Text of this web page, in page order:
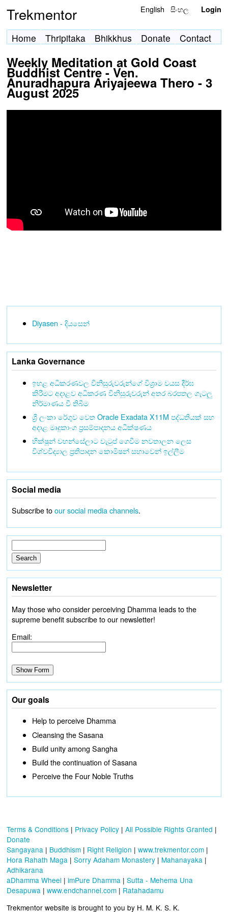
Trekmentor English සිංහල Login
Home Thripitaka Bhikkhus Donate Contact
Weekly Meditation at Gold Coast
Buddhist Centre - Ven.
Anuradhapura Ariyajeewa Thero - 3
August 2025
Diyasen - දියසෙන්
Lanka Governance
ඉහළ අධිකරණවල විනිසුරුවරුන්ගේ විශ්‍රාම වයස දීර්ඝ
කිරීමට අදාළව අධිකරණ විනිසුරුවරුන් අතර බරපතල ගැටලු
නිර්මාණය වී තිබීම
ශ්‍රී ලංකා රේගුව වෙත Oracle Exadata X11M පද්ධතියක් සහ
අදාළ මෘදුකාංග ප්‍රසම්පාදනය අධීක්ෂණය
භික්ෂූන් වහන්සේලාට වැටුප් ගෙවීම නවතාලන ලෙස
විශ්වවිද්‍යාල ප්‍රතිපාදන කොමිෂන් සභාවෙන් ඉල්ලීම
Social media
Subscribe toour social media channels.
Newsletter
May those who consider perceiving Dhamma leads to the
supreme benefit subscribe to our newsletter!
Email:
Our goals
Help to perceive Dhamma
Cleansing the Sasana
Build unity among Sangha
Build the continuation of Sasana
Perceive the Four Noble Truths
Terms & Conditions | Privacy Policy | All Possible Rights Granted |
Donate
Sangayana | Buddhism | Right Religion | www.trekmentor.com |
Hora Rahath Maga | Sorry Adaham Monastery | Mahanayaka |
Adhikarana
aDhamma Wheel | imPure Dhamma | Sutta - Mehema Una
Desapuwa | www.endchannel.com | Ratahadamu
Trekmentor website is brought to you by H. M. K. S. K.